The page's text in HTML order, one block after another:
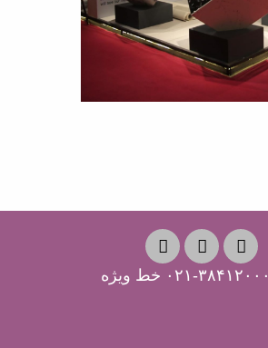
۰۲۱-۳۸۴۱۲۰۰۰ خط ویژه